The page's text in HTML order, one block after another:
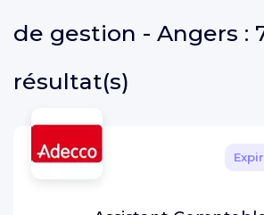
de gestion - Angers :
résultat(s)